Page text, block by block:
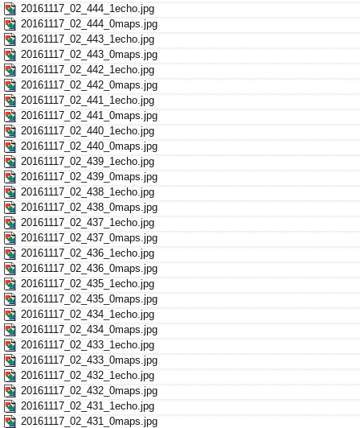
20161117_02_444_1echo.jpg
20161117_02_444_0maps.jpg
20161117_02_443_1echo.jpg
20161117_02_443_0maps.jpg
20161117_02_442_1echo.jpg
20161117_02_442_0maps.jpg
20161117_02_441_1echo.jpg
20161117_02_441_0maps.jpg
20161117_02_440_1echo.jpg
20161117_02_440_0maps.jpg
20161117_02_439_1echo.jpg
20161117_02_439_0maps.jpg
20161117_02_438_1echo.jpg
20161117_02_438_0maps.jpg
20161117_02_437_1echo.jpg
20161117_02_437_0maps.jpg
20161117_02_436_1echo.jpg
20161117_02_436_0maps.jpg
20161117_02_435_1echo.jpg
20161117_02_435_0maps.jpg
20161117_02_434_1echo.jpg
20161117_02_434_0maps.jpg
20161117_02_433_1echo.jpg
20161117_02_433_0maps.jpg
20161117_02_432_1echo.jpg
20161117_02_432_0maps.jpg
20161117_02_431_1echo.jpg
20161117_02_431_0maps.jpg